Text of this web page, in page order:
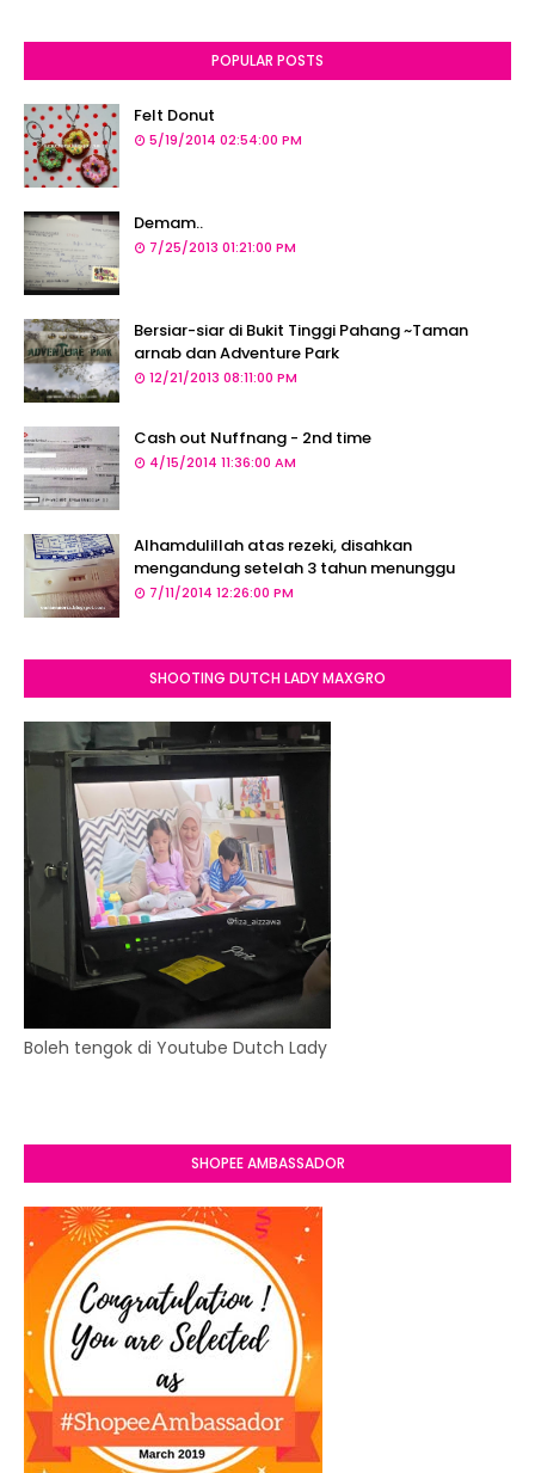
POPULAR POSTS
Felt Donut
5/19/2014 02:54:00 PM
Demam..
7/25/2013 01:21:00 PM
Bersiar-siar di Bukit Tinggi Pahang ~Taman
arnab dan Adventure Park
12/21/2013 08:11:00 PM
Cash out Nuffnang - 2nd time
4/15/2014 11:36:00 AM
Alhamdulillah atas rezeki, disahkan
mengandung setelah 3 tahun menunggu
7/11/2014 12:26:00 PM
SHOOTING DUTCH LADY MAXGRO
Boleh tengok di Youtube Dutch Lady
SHOPEE AMBASSADOR